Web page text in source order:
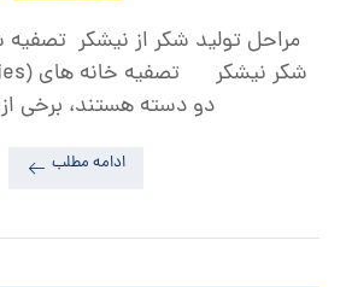
مراحل تولید شکر از نیشکر
دو دسته هستند، برخی
ادامه مطلب